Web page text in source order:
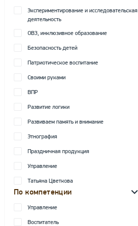
Экспериментирование и исследовательская
деятельность
ОВЗ, инклюзивное образование
Безопасность детей
Патриотическое воспитание
Своими руками
ВПР
Развитие логики
Развиваем память и внимание
Этнография
Праздничная продукция
Управление
Татьяна Цветкова
По компетенции
Управление
Воспитатель